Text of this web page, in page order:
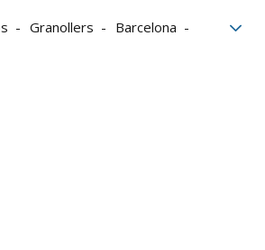
Granollers
Barcelona